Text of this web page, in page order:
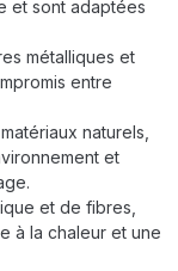
et sont adaptées
métalliques et
entre
naturels,
et
et de fibres,
à la chaleur et une